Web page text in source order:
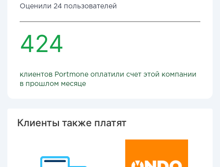
Оценили 24 пользователей
424
клиентов Portmone оплатили счет этой компании
в прошлом месяце
Клиенты также платят